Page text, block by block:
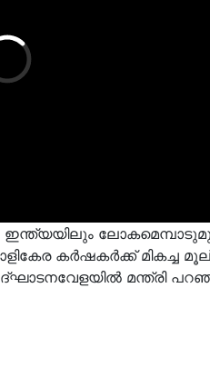
ഇന്ത്യയിലും
കർഷകർക്ക് മികച്ച
മന്ത്രി